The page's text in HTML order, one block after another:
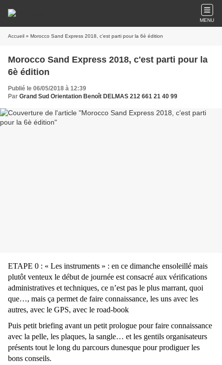
MENU
Accueil » Morocco Sand Express 2018, c'est parti pour la 6è édition
Morocco Sand Express 2018, c'est parti pour la
6è édition
Publié le 06/05/2018 à 12:39
Par Grand Sud Orientation Benoît DELMAS 212 661 21 40 99
ETAPE 0 : « Les instruments » : en ce dimanche ensoleillé mais
plutôt venteux le début de journée est consacré aux vérifications
administratives et techniques, ce n’est pas le plus marrant, quoi
que…, mais ça permet de faire connaissance, les uns avec les
autres, avec le GPS, avec le road-book
Puis petit briefing avant un petit prologue pour faire connaissance
avec la pelle, les plaques, la sangle… et les gentils organisateurs
présents tout le long du parcours dunesque pour prodiguer les
bons conseils.